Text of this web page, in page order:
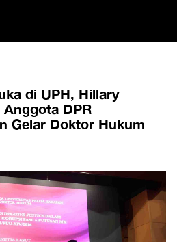
di UPH, Hillary
DPR
Gelar Doktor Hukum